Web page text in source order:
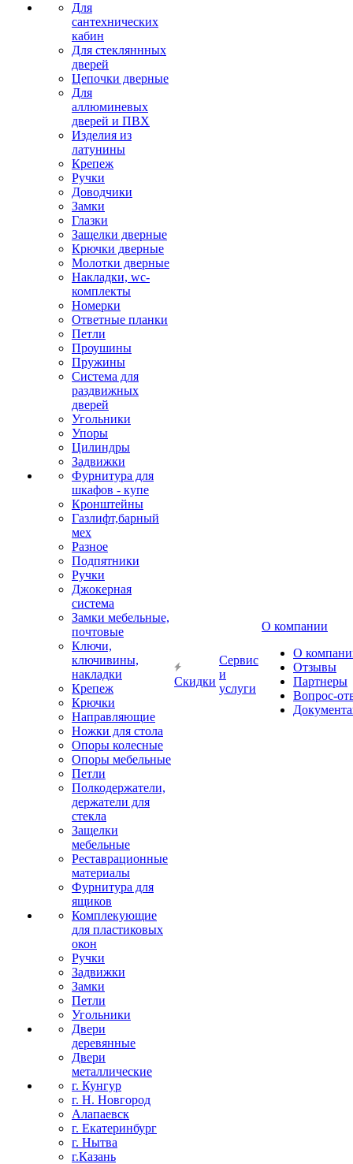
Для
сантехнических
кабин
Для стекляннных
дверей
Цепочки дверные
Для
аллюминевых
дверей и ПВХ
Изделия из
латунины
Крепеж
Ручки
Доводчики
Замки
Глазки
Защелки дверные
Крючки дверные
Молотки дверные
Накладки, wc-
комплекты
Номерки
Ответные планки
Петли
Проушины
Пружины
Система для
раздвижных
дверей
Угольники
Упоры
Цилиндры
Задвижки
Фурнитура для
шкафов - купе
Кронштейны
Газлифт,барный
мех
Разное
Подпятники
Ручки
Джокерная
система
Замки мебельные,
почтовые
Ключи,
ключивины,
накладки
Крепеж
Крючки
Направляющие
Ножки для стола
Опоры колесные
Опоры мебельные
Петли
Полкодержатели,
держатели для
стекла
Защелки
мебельные
Реставрационные
материалы
Фурнитура для
ящиков
Комплекующие
для пластиковых
окон
Ручки
Задвижки
Замки
Петли
Угольники
Двери
деревянные
Двери
металлические
г. Кунгур
г. Н. Новгород
Алапаевск
г. Екатеринбург
г. Нытва
г.Казань
Скидки
Сервис
и
услуги
О компании
О
Отзывы
Партнеры
Вопрос-